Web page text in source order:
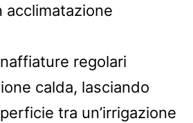
acclimatazione
regolari
calda, lasciando
tra un’irrigazione